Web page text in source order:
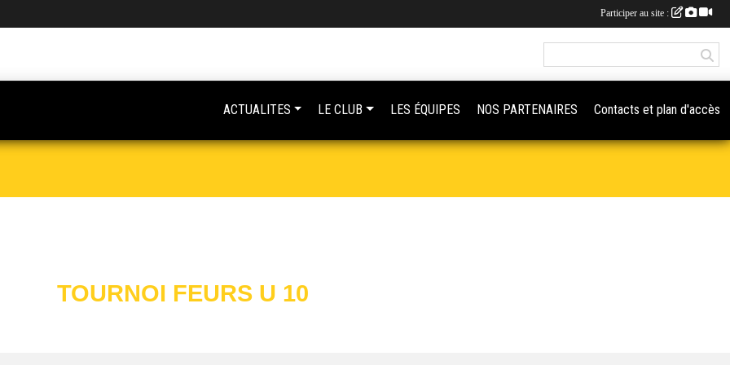
TOURNOI FEURS U 10
ACTUALITES LE CLUB LES ÉQUIPES NOS PARTENAIRES Contacts et plan d'accès
Participer au site :